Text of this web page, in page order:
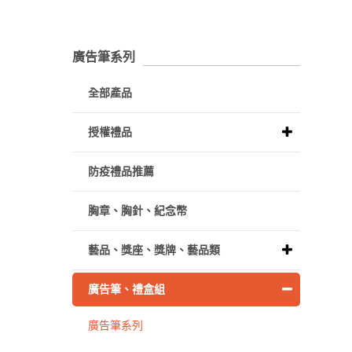
廣告筆系列
全部產品
授權禮品
防疫禮品推薦
胸章、胸針、紀念幣
藝品、獎座、獎牌、藝品類
廣告筆、禮盒組
廣告筆系列